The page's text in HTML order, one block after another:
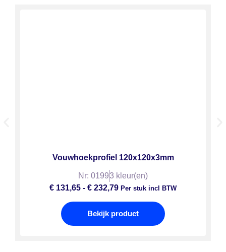
Vouwhoekprofiel 120x120x3mm
Nr: 01993 kleur(en)
€ 131,65 - € 232,79 Per stuk incl BTW
Bekijk product